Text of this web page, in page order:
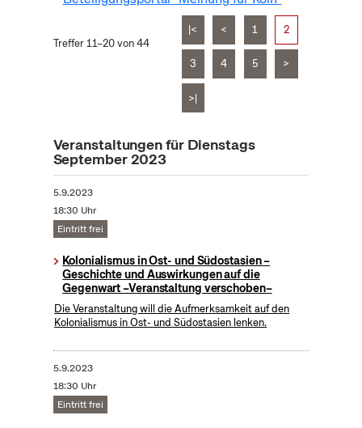
Treffer 11–20 von 44
|< < 1 2
3 4 5 >
>|
Veranstaltungen für Dienstags
September 2023
5.9.2023
18:30 Uhr
Eintritt frei
Kolonialismus in Ost- und Südostasien –
Geschichte und Auswirkungen auf die
Gegenwart –Veranstaltung verschoben–
Die Veranstaltung will die Aufmerksamkeit auf den
Kolonialismus in Ost- und Südostasien lenken.
5.9.2023
18:30 Uhr
Eintritt frei